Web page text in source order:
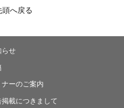
頭へ戻る
らせ
ナーのご案内
掲載につきまして